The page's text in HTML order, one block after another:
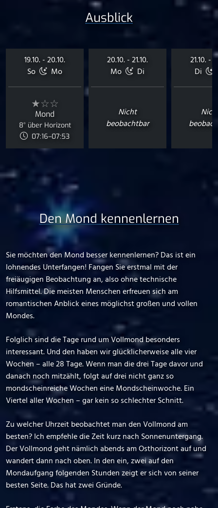
Ausblick
19.10. - 20.10.
So
Mo
★☆☆
Mond
8° über Horizont
07:16–07:53
20.10. - 21.10.
Mo
Di
Nicht
beobachtbar
21.10. -
Di
Den Mond kennenlernen
Sie möchten den Mond besser kennenlernen? Das ist ein
lohnendes Unterfangen! Fangen Sie erstmal mit der
freiäugigen Beobachtung an, also ohne technische
Hilfsmittel. Die meisten Menschen erfreuen sich am
romantischen Anblick eines möglichst großen und vollen
Mondes.
Folglich sind die Tage rund um Vollmond besonders
interessant. Und den haben wir glücklicherweise alle vier
Wochen – alle 28 Tage. Wenn man die drei Tage davor und
danach noch mitzählt, folgt auf drei nicht ganz so
mondscheinreiche Wochen eine Mondscheinwoche. Ein
Viertel aller Wochen – gar kein so schlechter Schnitt.
Zu welcher Uhrzeit beobachtet man den Vollmond am
besten? Ich empfehle die Zeit kurz nach Sonnenuntergang.
Der Vollmond geht nämlich abends am Osthorizont auf und
wandert dann nach oben. In den ein, zwei auf den
Mondaufgang folgenden Stunden zeigt er sich von seiner
besten Seite. Das hat zwei Gründe.